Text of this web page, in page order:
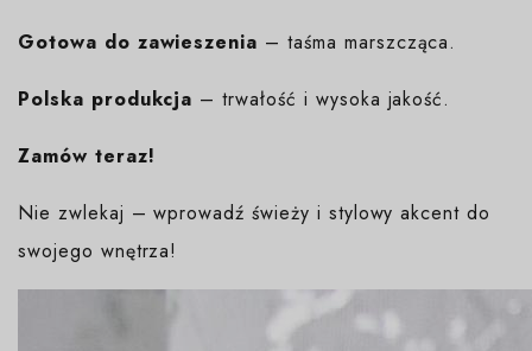
Gotowa do zawieszenia – taśma marszcząca.
Polska produkcja – trwałość i wysoka jakość.
Zamów teraz!
Nie zwlekaj – wprowadź świeży i stylowy akcent do
swojego wnętrza!